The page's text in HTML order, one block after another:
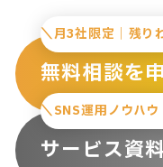
＼月3社限定｜残り
無料相談を
＼SNS運用ノウハ
サービス資